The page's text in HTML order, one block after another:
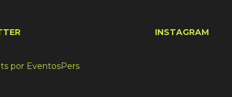
por EventosPers
INSTAGRAM